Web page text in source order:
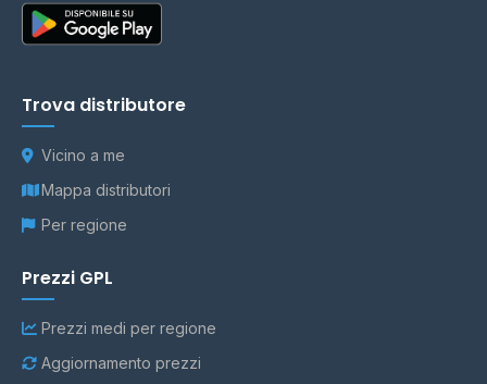
Trova distributore
Vicino a me
Mappa distributori
Per regione
Prezzi GPL
Prezzi medi per regione
Aggiornamento prezzi